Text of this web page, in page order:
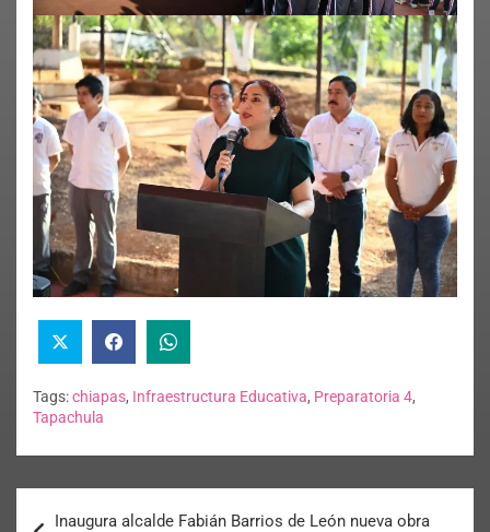
Tags:chiapas, Infraestructura Educativa, Preparatoria 4,
Tapachula
Inaugura alcalde Fabián Barrios de León nueva obra